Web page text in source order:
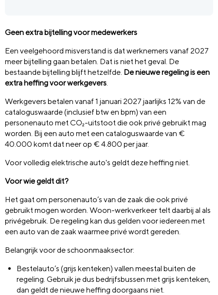
Geen extra bijtelling voor medewerkers
Een veelgehoord misverstand is dat werknemers vanaf 2027
meer bijtelling gaan betalen. Dat is niet het geval. De
bestaande bijtelling blijft hetzelfde. De nieuwe regeling is een
extra heffing voor werkgevers.
Werkgevers betalen vanaf 1 januari 2027 jaarlijks 12% van de
cataloguswaarde (inclusief btw en bpm) van een
personenauto met CO₂-uitstoot die ook privé gebruikt mag
worden. Bij een auto met een cataloguswaarde van €
40.000 komt dat neer op € 4.800 per jaar.
Voor volledig elektrische auto's geldt deze heffing niet.
Voor wie geldt dit?
Het gaat om personenauto’s van de zaak die ook privé
gebruikt mogen worden. Woon-werkverkeer telt daarbij al als
privégebruik. De regeling kan dus gelden voor iedereen met
een auto van de zaak waarmee privé wordt gereden.
Belangrijk voor de schoonmaaksector:
Bestelauto’s (grijs kenteken) vallen meestal buiten de
regeling. Gebruik je dus bedrijfsbussen met grijs kenteken,
dan geldt de nieuwe heffing doorgaans niet.